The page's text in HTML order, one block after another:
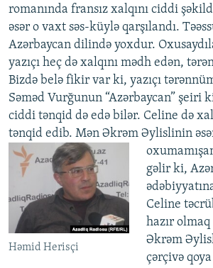
romanında fransız xalqını ciddi
əsər o vaxt səs-küylə qarşılandı.
Azərbaycan dilində yoxdur.
yazıçı heç də xalqını mədh edən,
Bizdə belə fikir var ki, yazıçı
Səməd Vurğunun “Azərbaycan” şeiri
ciddi tənqid də edə bilər. Celine də
tənqid edib. Mən Əkrəm Əylislinin
Həmid Herisçi
gəlir ki,
Celine
hazır olmaq
Əkrəm
çərçivə